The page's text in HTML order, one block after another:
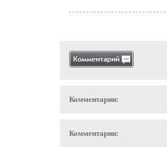
Комментарии:
Комментарии: